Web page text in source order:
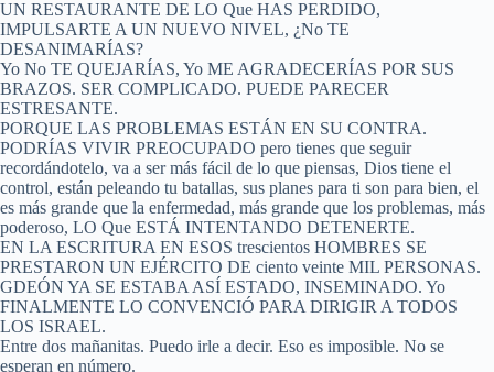
UN RESTAURANTE DE LO Que HAS PERDIDO,
IMPULSARTE A UN NUEVO NIVEL, ¿No TE
DESANIMARÍAS?
Yo No TE QUEJARÍAS, Yo ME AGRADECERÍAS POR SUS
BRAZOS. SER COMPLICADO. PUEDE PARECER
ESTRESANTE.
PORQUE LAS PROBLEMAS ESTÁN EN SU CONTRA.
PODRÍAS VIVIR PREOCUPADO pero tienes que seguir
recordándotelo, va a ser más fácil de lo que piensas, Dios tiene el
control, están peleando tu batallas, sus planes para ti son para bien, el
es más grande que la enfermedad, más grande que los problemas, más
poderoso, LO Que ESTÁ INTENTANDO DETENERTE.
EN LA ESCRITURA EN ESOS trescientos HOMBRES SE
PRESTARON UN EJÉRCITO DE ciento veinte MIL PERSONAS.
GDEÓN YA SE ESTABA ASÍ ESTADO, INSEMINADO. Yo
FINALMENTE LO CONVENCIÓ PARA DIRIGIR A TODOS
LOS ISRAEL.
Entre dos mañanitas. Puedo irle a decir. Eso es imposible. No se
esperan en número.